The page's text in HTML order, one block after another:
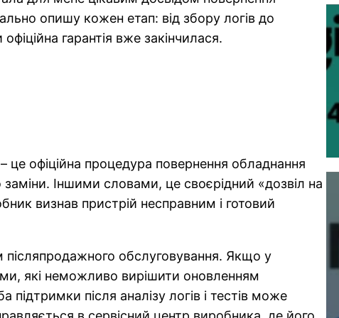
опишу кожен етап: від збору логів до
гарантія вже закінчилася.
це офіційна процедура повернення обладнання
Іншими словами, це своєрідний «дозвіл на
визнав пристрій несправним і готовий
обслуговування. Якщо у
які неможливо вирішити оновленням
після аналізу логів і тестів може